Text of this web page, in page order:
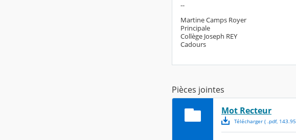
--
Martine Camps Royer
Principale
Collège Joseph REY
Cadours
Pièces jointes
Mot Recteur
Télécharger( .pdf, 143.95